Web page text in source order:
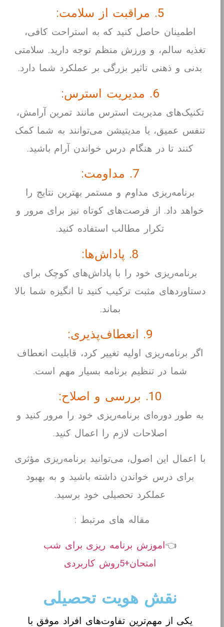
5. مراقبت از سلامت:
اطمینان حاصل کنید که به استراحت کافی،
تغذیه سالم، و ورزش منظم توجه دارید. سلامتی
بدنی و ذهنی تاثیر بزرگی بر عملکرد شما دارد.
6. مدیریت استرس:
تکنیک‌های مدیریت استرس مانند تمرین آرامش،
تنفس عمیق، یا مدیتیشن می‌توانند به شما کمک
کنند تا در هنگام درس خواندن آرام باشید.
7. مداومت:
برنامه‌ریزی مداوم و مستمر بهترین نتایج را
خواهد داد. از فرصت‌های کوتاه نیز برای مرور و
تکرار مطالب استفاده کنید.
8. پاداش‌ها:
برنامه‌ریزی خود را با پاداش‌های کوچک برای
دستاوردهای مثبت ترکیب کنید تا انگیزه شما بالا
بماند.
9. انعطاف‌پذیری:
اگر برنامه‌ریزی اولیه تغییر کرد، قابلیت انعطاف
شما در تنظیم برنامه بسیار مهم است.
10. بررسی و اصلاح:
به طور دوره‌ای برنامه‌ریزی خود را مرور کنید و
اصلاحات لازم را اعمال کنید.
با اعمال این اصول، می‌توانید برنامه‌ریزی مؤثری
برای درس خواندن داشته باشید و به بهبود
عملکرد تحصیلی خود برسید.
مقاله های مرتبط :
👈اموزش برنامه ریزی برای شب
امتحان+5روش کاربردی
نقش هویت تحصیلی
یکی از مهم‌ترین تفاوت‌های افراد موفق با